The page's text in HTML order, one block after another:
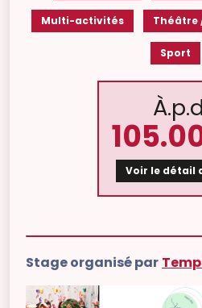
Multi-activités Théâtre
Sport
Voir le détail
Stage organisé par